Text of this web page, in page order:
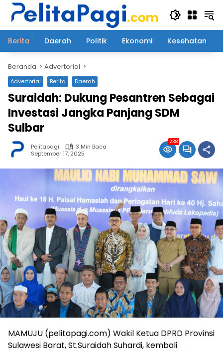
Langsung
Berita
Daerah Politik Ekonomi Kesehatan
Beranda Advertorial
Advertorial Berita Daerah
Suraidah: Dukung Pesantren Sebagai
Investasi Jangka Panjang SDM
Sulbar
Pelitapagi
3 Min Baca
September 17, 2025
238
MAMUJU (pelitapagi.com) Wakil Ketua DPRD Provinsi
Sulawesi Barat, St.Suraidah Suhardi, kembali